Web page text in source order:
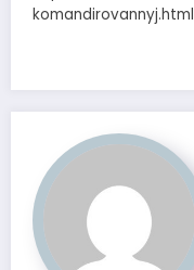
komandirovannyj.html